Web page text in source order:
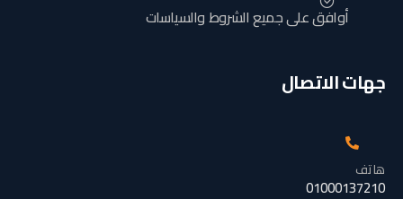
أوافق على جميع الشروط والسياسات
جهات الاتصال
هاتف
01000137210